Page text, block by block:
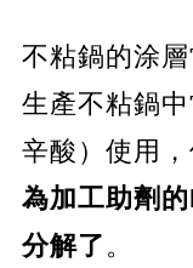
不粘鍋的涂
生產不粘鍋
辛酸）使用
為加工助劑
分解了 。